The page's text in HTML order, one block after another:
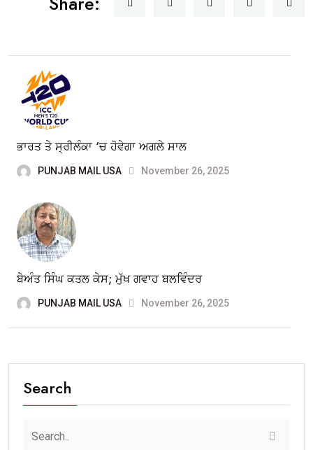
ਭਾਰਤ ਤੇ ਸ੍ਰੀਲੰਕਾ ‘ਚ ਹੋਵੇਗਾ ਅਗਲੇ ਸਾਲ
PUNJAB MAIL USA November 26, 2025
ਬੇਅੰਤ ਸਿੰਘ ਕਤਲ ਕੇਸ; ਮੁੱਖ ਗਵਾਹ ਬਲਵਿੰਦਰ
PUNJAB MAIL USA November 26, 2025
Search